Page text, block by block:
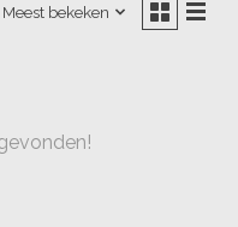
Meest bekeken